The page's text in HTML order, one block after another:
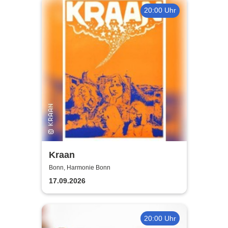
20:00 Uhr
Kraan
Bonn, Harmonie Bonn
17.09.2026
20:00 Uhr